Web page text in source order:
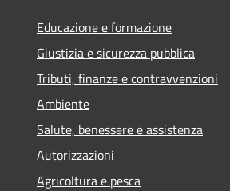
Educazione e formazione
Giustizia e sicurezza pubblica
Tributi, finanze e contravvenzioni
Ambiente
Salute, benessere e assistenza
Autorizzazioni
Agricoltura e pesca